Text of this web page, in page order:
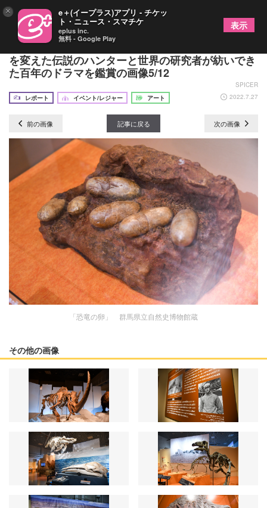
特別展『化石ハンター展』レポート 恐竜の世界史
を変えた伝説のハンターと世界の研究者が紡いでき
た百年のドラマを鑑賞の画像5/12
SPICER
レポート
イベント/レジャー アート 2022.7.27
前の画像 記事に戻る 次の画像
「恐竜の卵」 群馬県立自然史博物館蔵
その他の画像
× e＋(イープラス)アプリ - チケッ
ト・ニュース・スマチケ
eplus inc.
無料 - Google Play
表示